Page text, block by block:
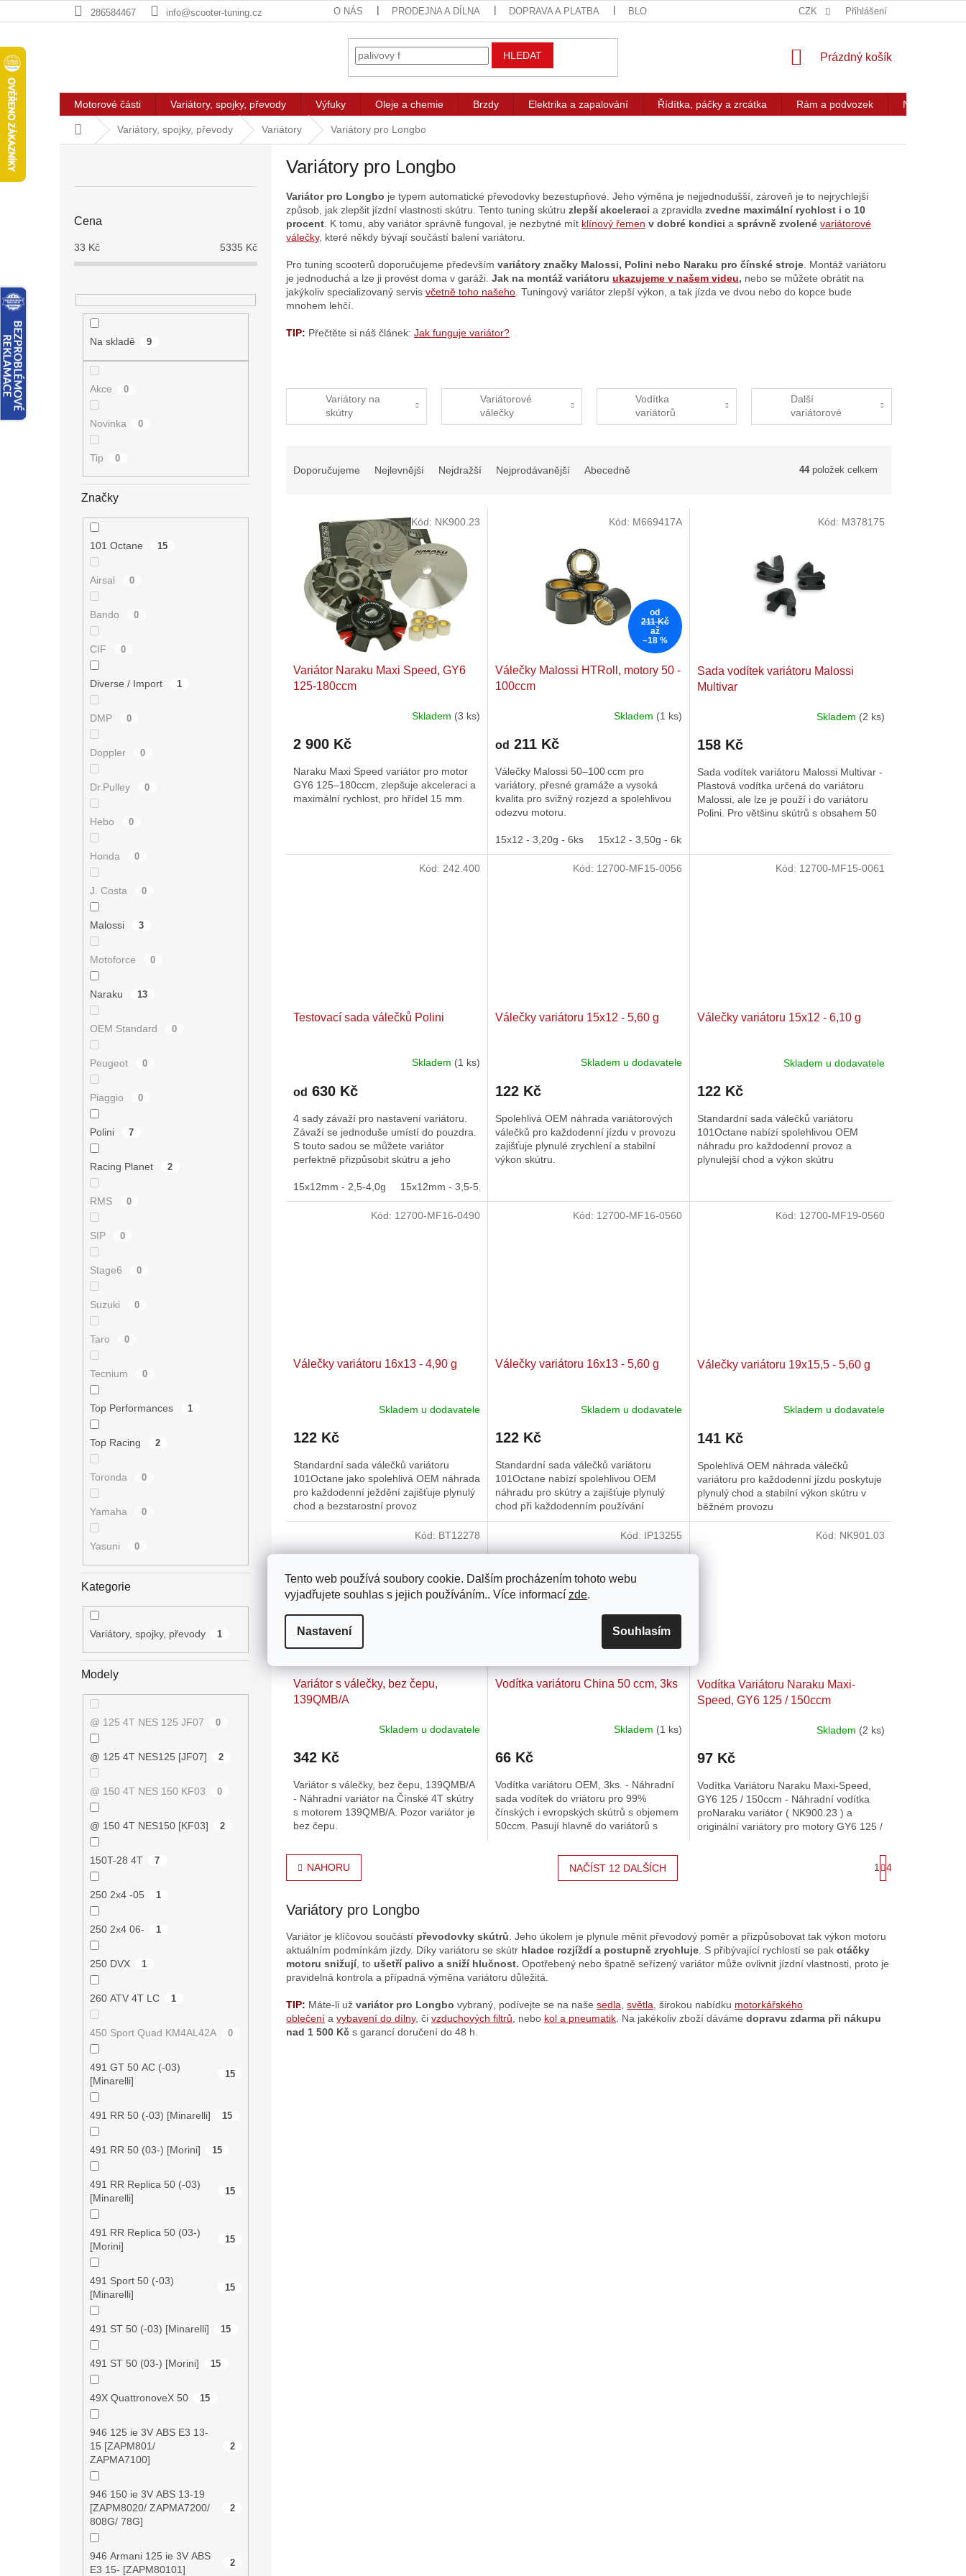
Tento web používá soubory cookie. Dalším procházením tohoto webu
vyjadřujete souhlas s jejich používáním.. Více informací zde.
Nastavení Souhlasím
na
286584467 info@scooter-tuning.cz O NÁS PRODEJNA A DÍLNA DOPRAVA A PLATBA BLOG CZK Přihlášení
HLEDAT
NÁKUPNÍ
Prázdný košík
Motorové části Variátory, spojky, převody Výfuky Oleje a chemie Brzdy Elektrika a zapalování Řídítka, páčky a zrcátka Rám a podvozek Nářadí a
Domů Variátory, spojky, převody Variátory Variátory pro Longbo
Cena
33 Kč 5335 Kč
Na skladě 9
Akce 0
Novinka 0
Tip 0
Značky
101 Octane 15
Airsal 0
Bando 0
CIF 0
Diverse / Import 1
DMP 0
Doppler 0
Dr.Pulley 0
Hebo 0
Honda 0
J. Costa 0
Malossi 3
Motoforce 0
Naraku 13
OEM Standard 0
Peugeot 0
Piaggio 0
Polini 7
Racing Planet 2
RMS 0
SIP 0
Stage6 0
Suzuki 0
Taro 0
Tecnium 0
Top Performances 1
Top Racing 2
Toronda 0
Yamaha 0
Yasuni 0
Kategorie
Variátory, spojky, převody 1
Modely
@ 125 4T NES 125 JF07 0
@ 125 4T NES125 [JF07] 2
@ 150 4T NES 150 KF03 0
@ 150 4T NES150 [KF03] 2
150T-28 4T 7
250 2x4 -05 1
250 2x4 06- 1
250 DVX 1
260 ATV 4T LC 1
450 Sport Quad KM4AL42A 0
491 GT 50 AC (-03)
[Minarelli]
15
491 RR 50 (-03) [Minarelli] 15
491 RR 50 (03-) [Morini] 15
491 RR Replica 50 (-03)
[Minarelli]
15
491 RR Replica 50 (03-)
[Morini]
15
491 Sport 50 (-03)
[Minarelli]
15
491 ST 50 (-03) [Minarelli] 15
491 ST 50 (03-) [Morini] 15
49X QuattronoveX 50 15
946 125 ie 3V ABS E3 13-
15 [ZAPM801/
ZAPMA7100]
2
946 150 ie 3V ABS 13-19
[ZAPM8020/ ZAPMA7200/
808G/ 78G]
2
946 Armani 125 ie 3V ABS
E3 15- [ZAPM80101]
2
Variátory pro Longbo
Variátor pro Longbo je typem automatické převodovky bezestupňové. Jeho výměna je nejjednodušší, zároveň je to nejrychlejší
způsob, jak zlepšit jízdní vlastnosti skútru. Tento tuning skútru zlepší akceleraci a zpravidla zvedne maximální rychlost i o 10
procent . K tomu, aby variátor správně fungoval, je nezbytné mít klínový řemen v dobré kondici a správně zvolené variátorové
válečky, které někdy bývají součástí balení variátoru.
Pro tuning scooterů doporučujeme především variátory značky Malossi, Polini nebo Naraku pro čínské stroje . Montáž variátoru
je jednoduchá a lze ji provést doma v garáži. Jak na montáž variátoru ukazujeme v našem videu, nebo se můžete obrátit na
jakýkoliv specializovaný servis včetně toho našeho . Tuningový variátor zlepší výkon, a tak jízda ve dvou nebo do kopce bude
mnohem lehčí.
TIP: Přečtěte si náš článek: Jak funguje variátor?
Variátory na
skútry
Variátorové
válečky
Vodítka
variátorů
Další
variátorové
součástky
Doporučujeme Nejlevnější Nejdražší Nejprodávanější Abecedně 44položek celkem
Variátor Naraku Maxi Speed, GY6
125-180ccm
produktu
5,0
z
5
Skladem (3 ks)
2 900 Kč
Naraku Maxi Speed variátor pro motor
GY6 125–180ccm, zlepšuje akceleraci a
maximální rychlost, pro hřídel 15 mm.
Kód: NK900.23
od
211 Kč
až
–18 %
Válečky Malossi HTRoll, motory 50 -
100ccm
Skladem (1 ks)
od 211 Kč
Válečky Malossi 50–100 ccm pro
variátory, přesné gramáže a vysoká
kvalita pro svižný rozjezd a spolehlivou
odezvu motoru.
15x12 - 3,20g - 6ks 15x12 - 3,50g - 6ks
Kód: M669417A
Sada vodítek variátoru Malossi
Multivar
Skladem (2 ks)
158 Kč
Sada vodítek variátoru Malossi Multivar -
Plastová vodítka určená do variátoru
Malossi, ale lze je použí i do variátoru
Polini. Pro většinu skútrů s obsahem 50
Kód: M378175
Testovací sada válečků Polini
Skladem (1 ks)
od 630 Kč
4 sady závaží pro nastavení variátoru.
Závaží se jednoduše umístí do pouzdra.
S touto sadou se můžete variátor
perfektně přizpůsobit skútru a jeho
15x12mm - 2,5-4,0g
15x12mm - 3,5-5,0g
Kód: 242.400
Válečky variátoru 15x12 - 5,60 g
Skladem u dodavatele
122 Kč
Spolehlivá OEM náhrada variátorových
válečků pro každodenní jízdu v provozu
zajišťuje plynulé zrychlení a stabilní
výkon skútru.
Kód: 12700-MF15-0056
Válečky variátoru 15x12 - 6,10 g
Skladem u dodavatele
122 Kč
Standardní sada válečků variátoru
101Octane nabízí spolehlivou OEM
náhradu pro každodenní provoz a
plynulejší chod a výkon skútru
Kód: 12700-MF15-0061
Válečky variátoru 16x13 - 4,90 g
Skladem u dodavatele
122 Kč
Standardní sada válečků variátoru
101Octane jako spolehlivá OEM náhrada
pro každodenní ježdění zajišťuje plynulý
chod a bezstarostní provoz
Kód: 12700-MF16-0490
Válečky variátoru 16x13 - 5,60 g
Skladem u dodavatele
122 Kč
Standardní sada válečků variátoru
101Octane nabízí spolehlivou OEM
náhradu pro skútry a zajišťuje plynulý
chod při každodenním používání
Kód: 12700-MF16-0560
Válečky variátoru 19x15,5 - 5,60 g
Skladem u dodavatele
141 Kč
Spolehlivá OEM náhrada válečků
variátoru pro každodenní jízdu poskytuje
plynulý chod a stabilní výkon skútru v
běžném provozu
Kód: 12700-MF19-0560
Variátor s válečky, bez čepu,
139QMB/A
Skladem u dodavatele
342 Kč
Variátor s válečky, bez čepu, 139QMB/A
- Náhradní variátor na Čínské 4T skútry
s motorem 139QMB/A. Pozor variátor je
bez čepu.
Kód: BT12278
Vodítka variátoru China 50 ccm, 3ks
produktu
5,0
z
5
hvězdiček.
Skladem (1 ks)
66 Kč
Vodítka variátoru OEM, 3ks. - Náhradní
sada vodítek do vriátoru pro 99%
čínských i evropských skútrů s objemem
50ccm. Pasují hlavně do variátorů s
Kód: IP13255
Vodítka Variátoru Naraku Maxi-
Speed, GY6 125 / 150ccm
produktu
5,0
z
5
hvězdiček.
Skladem (2 ks)
97 Kč
Vodítka Variátoru Naraku Maxi-Speed,
GY6 125 / 150ccm - Náhradní vodítka
proNaraku variátor ( NK900.23 ) a
originální variátory pro motory GY6 125 /
Kód: NK901.03
á
d
c
í
p
r
k
y
v
NAČÍST 12 DALŠÍCH
t
r
o
á
n
1 4
NAHORU
Variátory pro Longbo
Variátor je klíčovou součástí převodovky skútrů . Jeho úkolem je plynule měnit převodový poměr a přizpůsobovat tak výkon motoru
aktuálním podmínkám jízdy. Díky variátoru se skútr hladce rozjíždí a postupně zrychluje . S přibývající rychlostí se pak otáčky
motoru snižují, to ušetří palivo a sniží hlučnost. Opotřebený nebo špatně seřízený variátor může ovlivnit jízdní vlastnosti, proto je
pravidelná kontrola a případná výměna variátoru důležitá.
TIP: Máte-li už variátor pro Longbo vybraný, podívejte se na naše sedla světla , širokou nabídku motorkářského
oblečení a vybavení do dílny, či vzduchových filtrů , nebo kol a pneumatik . Na jakékoliv zboží dáváme dopravu zdarma při nákupu
nad 1 500 Kč s garancí doručení do 48 h.